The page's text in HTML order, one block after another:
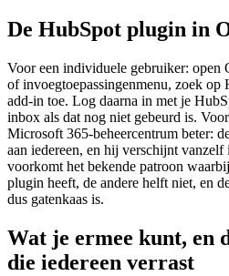
De HubSpot plugin in
Voor een individuele gebruiker: open
of invoegtoepassingenmenu, zoek op
add-in toe. Log daarna in met je
inbox als dat nog niet gebeurd is.
Microsoft 365-beheercentrum beter:
aan iedereen, en hij verschijnt
voorkomt het bekende patroon
plugin heeft, de andere helft niet, en
dus gatenkaas is.
Wat je ermee kunt, en
die iedereen verrast